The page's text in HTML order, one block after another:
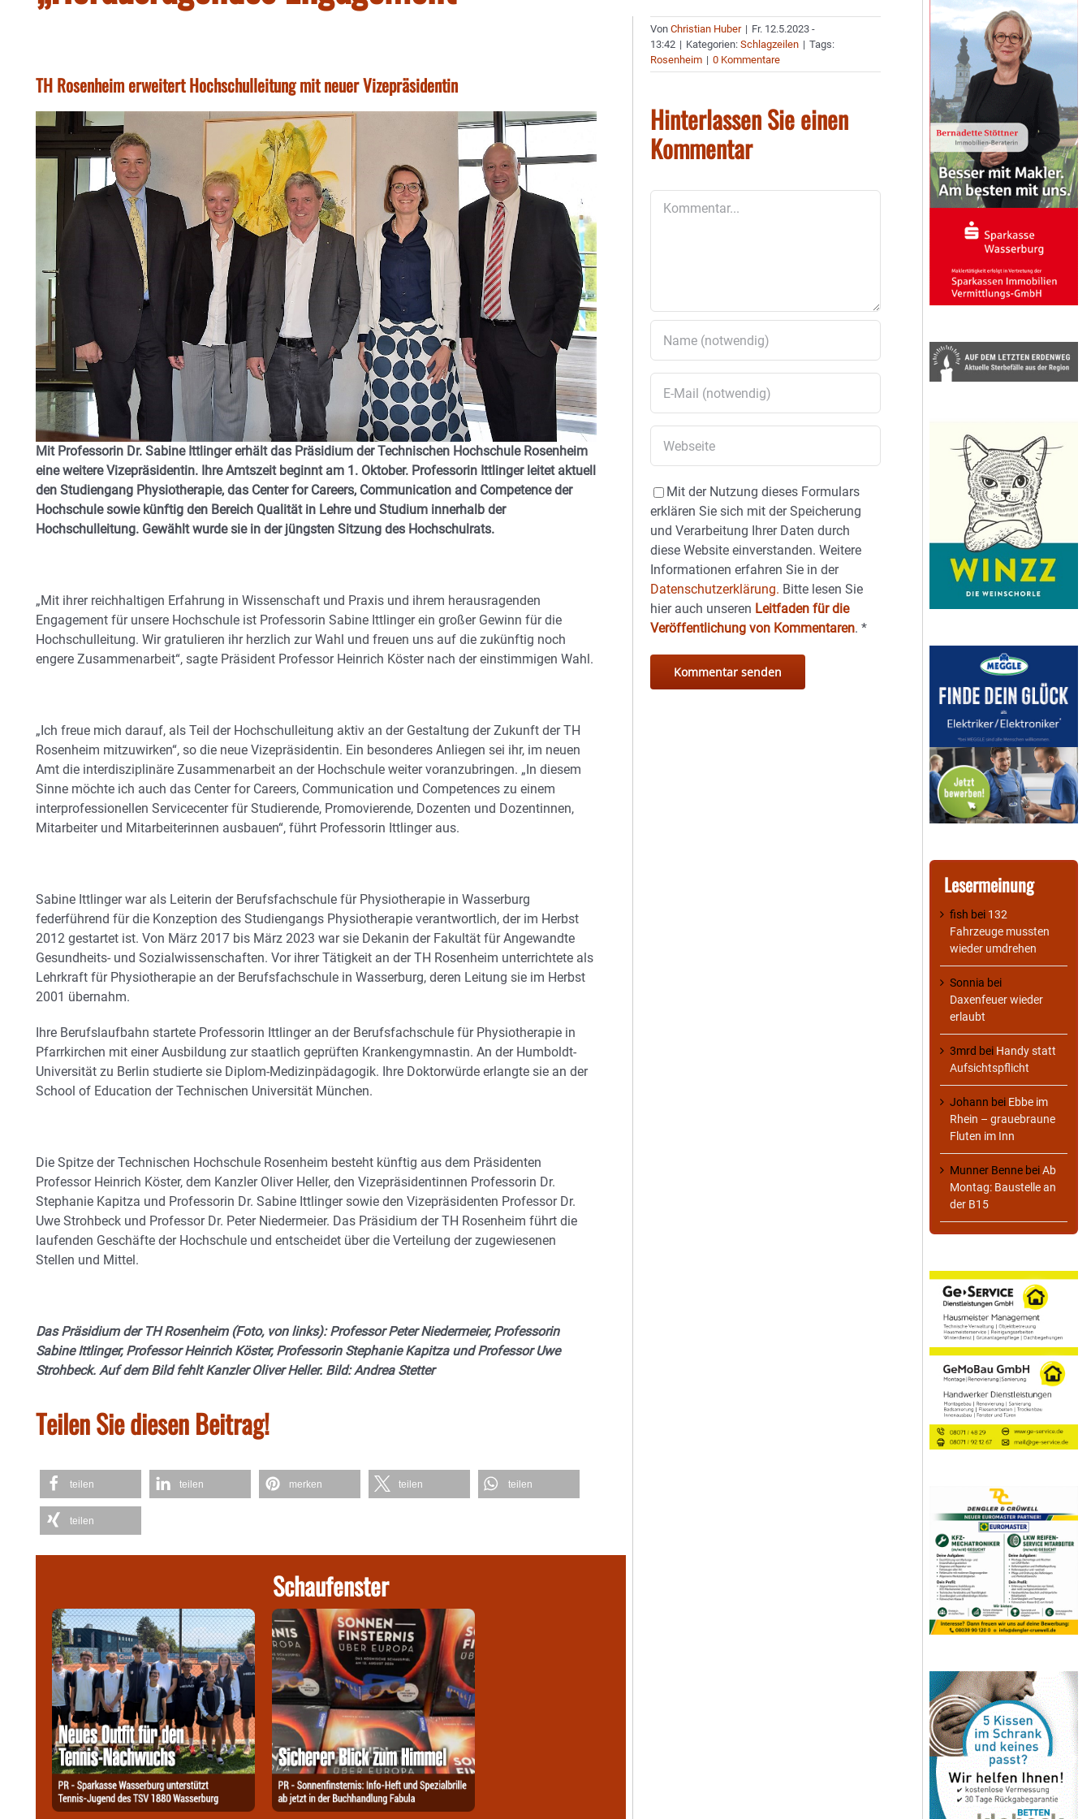
TH Rosenheim erweitert Hochschulleitung mit neuer Vizepräsidentin
Mit Professorin Dr. Sabine Ittlinger erhält das Präsidium der Technischen Hochschule Rosenheim
eine weitere Vizepräsidentin. Ihre Amtszeit beginnt am 1. Oktober. Professorin Ittlinger leitet aktuell
den Studiengang Physiotherapie, das Center for Careers, Communication and Competence der
Hochschule sowie künftig den Bereich Qualität in Lehre und Studium innerhalb der
Hochschulleitung. Gewählt wurde sie in der jüngsten Sitzung des Hochschulrats.
„Mit ihrer reichhaltigen Erfahrung in Wissenschaft und Praxis und ihrem herausragenden
Engagement für unsere Hochschule ist Professorin Sabine Ittlinger ein großer Gewinn für die
Hochschulleitung. Wir gratulieren ihr herzlich zur Wahl und freuen uns auf die zukünftig noch
engere Zusammenarbeit“, sagte Präsident Professor Heinrich Köster nach der einstimmigen Wahl.
„Ich freue mich darauf, als Teil der Hochschulleitung aktiv an der Gestaltung der Zukunft der TH
Rosenheim mitzuwirken“, so die neue Vizepräsidentin. Ein besonderes Anliegen sei ihr, im neuen
Amt die interdisziplinäre Zusammenarbeit an der Hochschule weiter voranzubringen. „In diesem
Sinne möchte ich auch das Center for Careers, Communication und Competences zu einem
interprofessionellen Servicecenter für Studierende, Promovierende, Dozenten und Dozentinnen,
Mitarbeiter und Mitarbeiterinnen ausbauen“, führt Professorin Ittlinger aus.
Sabine Ittlinger war als Leiterin der Berufsfachschule für Physiotherapie in Wasserburg
federführend für die Konzeption des Studiengangs Physiotherapie verantwortlich, der im Herbst
2012 gestartet ist. Von März 2017 bis März 2023 war sie Dekanin der Fakultät für Angewandte
Gesundheits- und Sozialwissenschaften. Vor ihrer Tätigkeit an der TH Rosenheim unterrichtete als
Lehrkraft für Physiotherapie an der Berufsfachschule in Wasserburg, deren Leitung sie im Herbst
2001 übernahm.
Ihre Berufslaufbahn startete Professorin Ittlinger an der Berufsfachschule für Physiotherapie in
Pfarrkirchen mit einer Ausbildung zur staatlich geprüften Krankengymnastin. An der Humboldt-
Universität zu Berlin studierte sie Diplom-Medizinpädagogik. Ihre Doktorwürde erlangte sie an der
School of Education der Technischen Universität München.
Die Spitze der Technischen Hochschule Rosenheim besteht künftig aus dem Präsidenten
Professor Heinrich Köster, dem Kanzler Oliver Heller, den Vizepräsidentinnen Professorin Dr.
Stephanie Kapitza und Professorin Dr. Sabine Ittlinger sowie den Vizepräsidenten Professor Dr.
Uwe Strohbeck und Professor Dr. Peter Niedermeier. Das Präsidium der TH Rosenheim führt die
laufenden Geschäfte der Hochschule und entscheidet über die Verteilung der zugewiesenen
Stellen und Mittel.
Das Präsidium der TH Rosenheim (Foto, von links): Professor Peter Niedermeier, Professorin
Sabine Ittlinger, Professor Heinrich Köster, Professorin Stephanie Kapitza und Professor Uwe
Strohbeck. Auf dem Bild fehlt Kanzler Oliver Heller. Bild: Andrea Stetter
Teilen Sie diesen Beitrag!
teilen teilen merken teilen teilen
teilen
Schaufenster
VonChristian Huber | Fr. 12.5.2023 -
13:42 | Kategorien:Schlagzeilen | Tags:
Rosenheim | 0 Kommentare
Hinterlassen Sie einen
Kommentar
Mit der Nutzung dieses Formulars
erklären Sie sich mit der Speicherung
und Verarbeitung Ihrer Daten durch
diese Website einverstanden. Weitere
Informationen erfahren Sie in der
Datenschutzerklärung. Bitte lesen Sie
hier auch unseren Leitfaden für die
Veröffentlichung von Kommentaren.*
Lesermeinung
fish bei 132
Fahrzeuge mussten
wieder umdrehen
Sonnia bei
Daxenfeuer wieder
erlaubt
3mrd bei Handy statt
Aufsichtspflicht
Johann bei Ebbe im
Rhein – grauebraune
Fluten im Inn
Munner Benne beiAb
Montag: Baustelle an
der B15